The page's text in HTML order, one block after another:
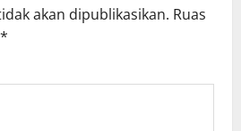
akan dipublikasikan. Ruas
*